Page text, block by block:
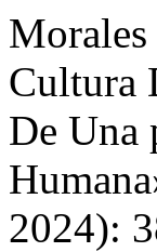
Morales
Cultura
De Una
2024):